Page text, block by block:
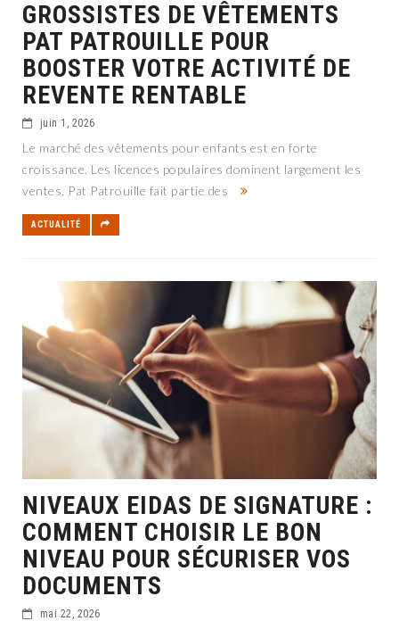
GROSSISTES DE VÊTEMENTS
PAT PATROUILLE POUR
BOOSTER VOTRE ACTIVITÉ DE
REVENTE RENTABLE
juin 1, 2026
Le marché des vêtements pour enfants est en forte
croissance. Les licences populaires dominent largement les
ventes. Pat Patrouille fait partie des
ACTUALITÉ
NIVEAUX EIDAS DE SIGNATURE :
COMMENT CHOISIR LE BON
NIVEAU POUR SÉCURISER VOS
DOCUMENTS
mai 22, 2026